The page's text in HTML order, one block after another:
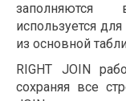
заполняются
используется
из основной
RIGHT JOIN
сохраняя все